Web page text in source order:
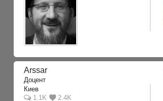
Arssar
Доцент
Киев
1.1K
2.4K